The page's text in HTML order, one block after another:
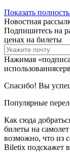
Показать
Новостная
Подпишитесь на
ценах на билеты
Нажимая
Спасибо! Вы
Популярные
Как сюда
билеты на
возможно, что из
Biletix подскажет